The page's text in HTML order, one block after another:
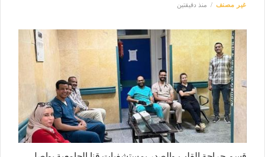
غير مصنف منذ دقيقتين